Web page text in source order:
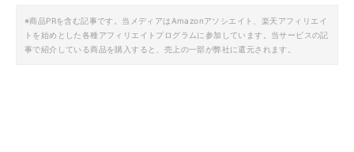
※商品PRを含む記事です。当メディアはAmazonアソシエイト、楽天アフィリエイ
トを始めとした各種アフィリエイトプログラムに参加しています。当サービスの記
事で紹介している商品を購入すると、売上の一部が弊社に還元されます。